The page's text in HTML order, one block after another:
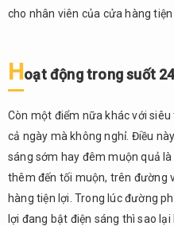
tiện
hiện
kết
cho nhân viên của cửa hàng
Hoạt động trong suốt
Còn một điểm nữa khác với
cả ngày mà không nghỉ. Điều
sáng sớm hay đêm muộn quả
thêm đến tối muộn, trên đường
hàng tiện lợi. Trong lúc đường
lợi đang bật điện sáng thì sao